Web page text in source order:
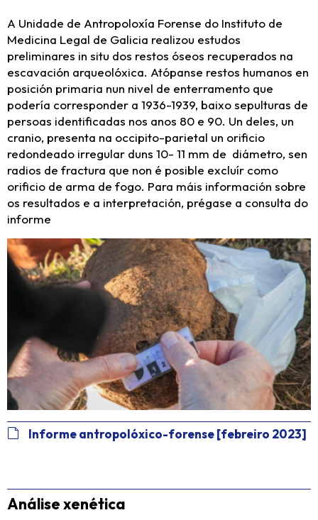
A Unidade de Antropoloxía Forense do Instituto de
Medicina Legal de Galicia realizou estudos
preliminares in situ dos restos óseos recuperados na
escavación arqueolóxica. Atópanse restos humanos en
posición primaria nun nivel de enterramento que
podería corresponder a 1936-1939, baixo sepulturas de
persoas identificadas nos anos 80 e 90. Un deles, un
cranio, presenta na occipito-parietal un orificio
redondeado irregular duns 10- 11 mm de diámetro, sen
radios de fractura que non é posible excluír como
orificio de arma de fogo. Para máis información sobre
os resultados e a interpretación, prégase a consulta do
informe
Informe antropolóxico-forense [febreiro 2023]
Análise xenética